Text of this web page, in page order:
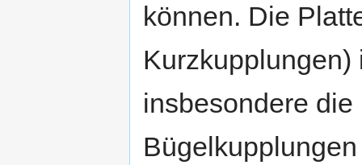
können. Die
Kurzkupplungen)
insbesondere